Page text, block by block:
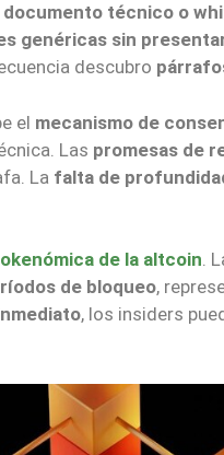
documento técnico o
genéricas sin
descubro
el mecanismo de
Las promesas de
La falta de
de la altcoin.
de bloqueo,
, los insiders